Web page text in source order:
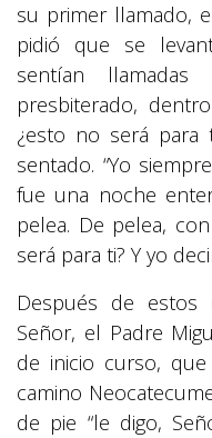
su primer llamado,
pidió que se
sentían
presbiterado,
¿esto no será para
sentado. “Yo
fue una noche
pelea. De pelea,
será para ti? Y yo
Después de
Señor, el Padre
de inicio curso,
camino
de pie “le digo,